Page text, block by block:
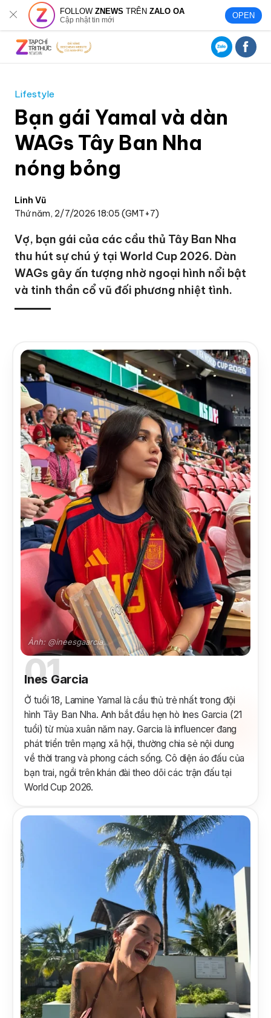
FOLLOWZNEWS TRÊNZALO OA
Cập nhật tin mới OPEN
Lifestyle
Bạn gái Yamal và dàn
WAGs Tây Ban Nha
nóng bỏng
Linh Vũ
Thứ năm, 2/7/2026 18:05 (GMT+7)
Vợ, bạn gái của các cầu thủ Tây Ban Nha
thu hút sự chú ý tại World Cup 2026. Dàn
WAGs gây ấn tượng nhờ ngoại hình nổi bật
và tinh thần cổ vũ đối phương nhiệt tình.
Ảnh: @ineesgaarcia.
01
Ines Garcia
Ở tuổi 18, Lamine Yamal là cầu thủ trẻ nhất trong đội
hình Tây Ban Nha. Anh bắt đầu hẹn hò Ines Garcia (21
tuổi) từ mùa xuân năm nay. Garcia là influencer đang
phát triển trên mạng xã hội, thường chia sẻ nội dung
về thời trang và phong cách sống. Cô diện áo đấu của
bạn trai, ngồi trên khán đài theo dõi các trận đấu tại
World Cup 2026.